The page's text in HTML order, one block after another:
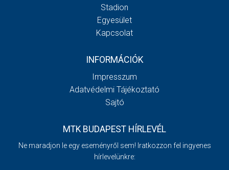
Stadion
Egyesület
Kapcsolat
INFORMÁCIÓK
Impresszum
Adatvédelmi Tájékoztató
Sajtó
MTK BUDAPEST HÍRLEVÉL
Ne maradjon le egy eseményről sem! Iratkozzon fel ingyenes
hírlevelünkre: